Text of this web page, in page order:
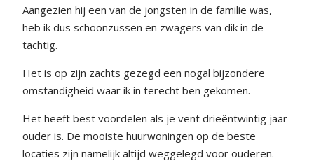
Aangezien hij een van de jongsten in de familie was,
heb ik dus schoonzussen en zwagers van dik in de
tachtig.
Het is op zijn zachts gezegd een nogal bijzondere
omstandigheid waar ik in terecht ben gekomen.
Het heeft best voordelen als je vent drieëntwintig jaar
ouder is. De mooiste huurwoningen op de beste
locaties zijn namelijk altijd weggelegd voor ouderen.